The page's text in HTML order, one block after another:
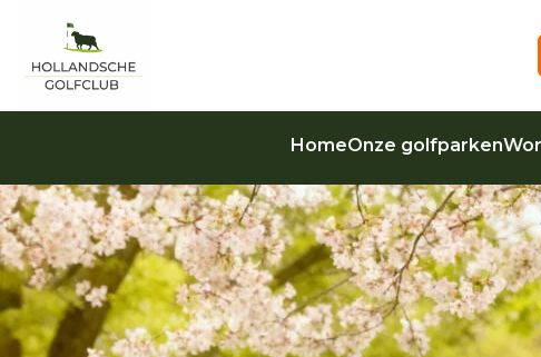
HomeOnze golfparken